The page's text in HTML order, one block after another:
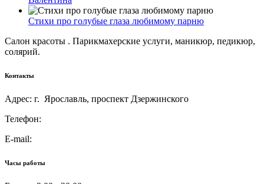
Стихи про голубые глаза любимому парню
Салон красоты . Парикмахерские услуги, маникюр, педикюр,
солярий.
Контакты
Адрес: г. Ярославль, проспект Дзержинского
Телефон:
E-mail:
Часы работы